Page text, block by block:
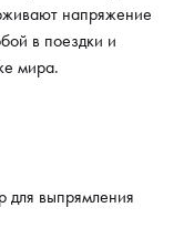
напряжение
в поездки и
мира.
для выпрямления